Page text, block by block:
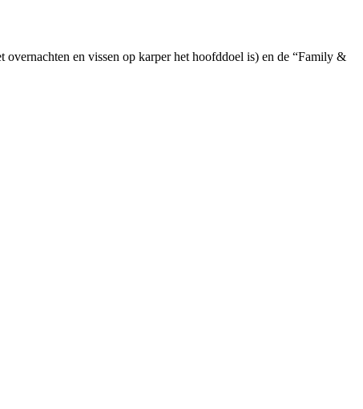
en vissen op karper het hoofddoel is) en de “Family &